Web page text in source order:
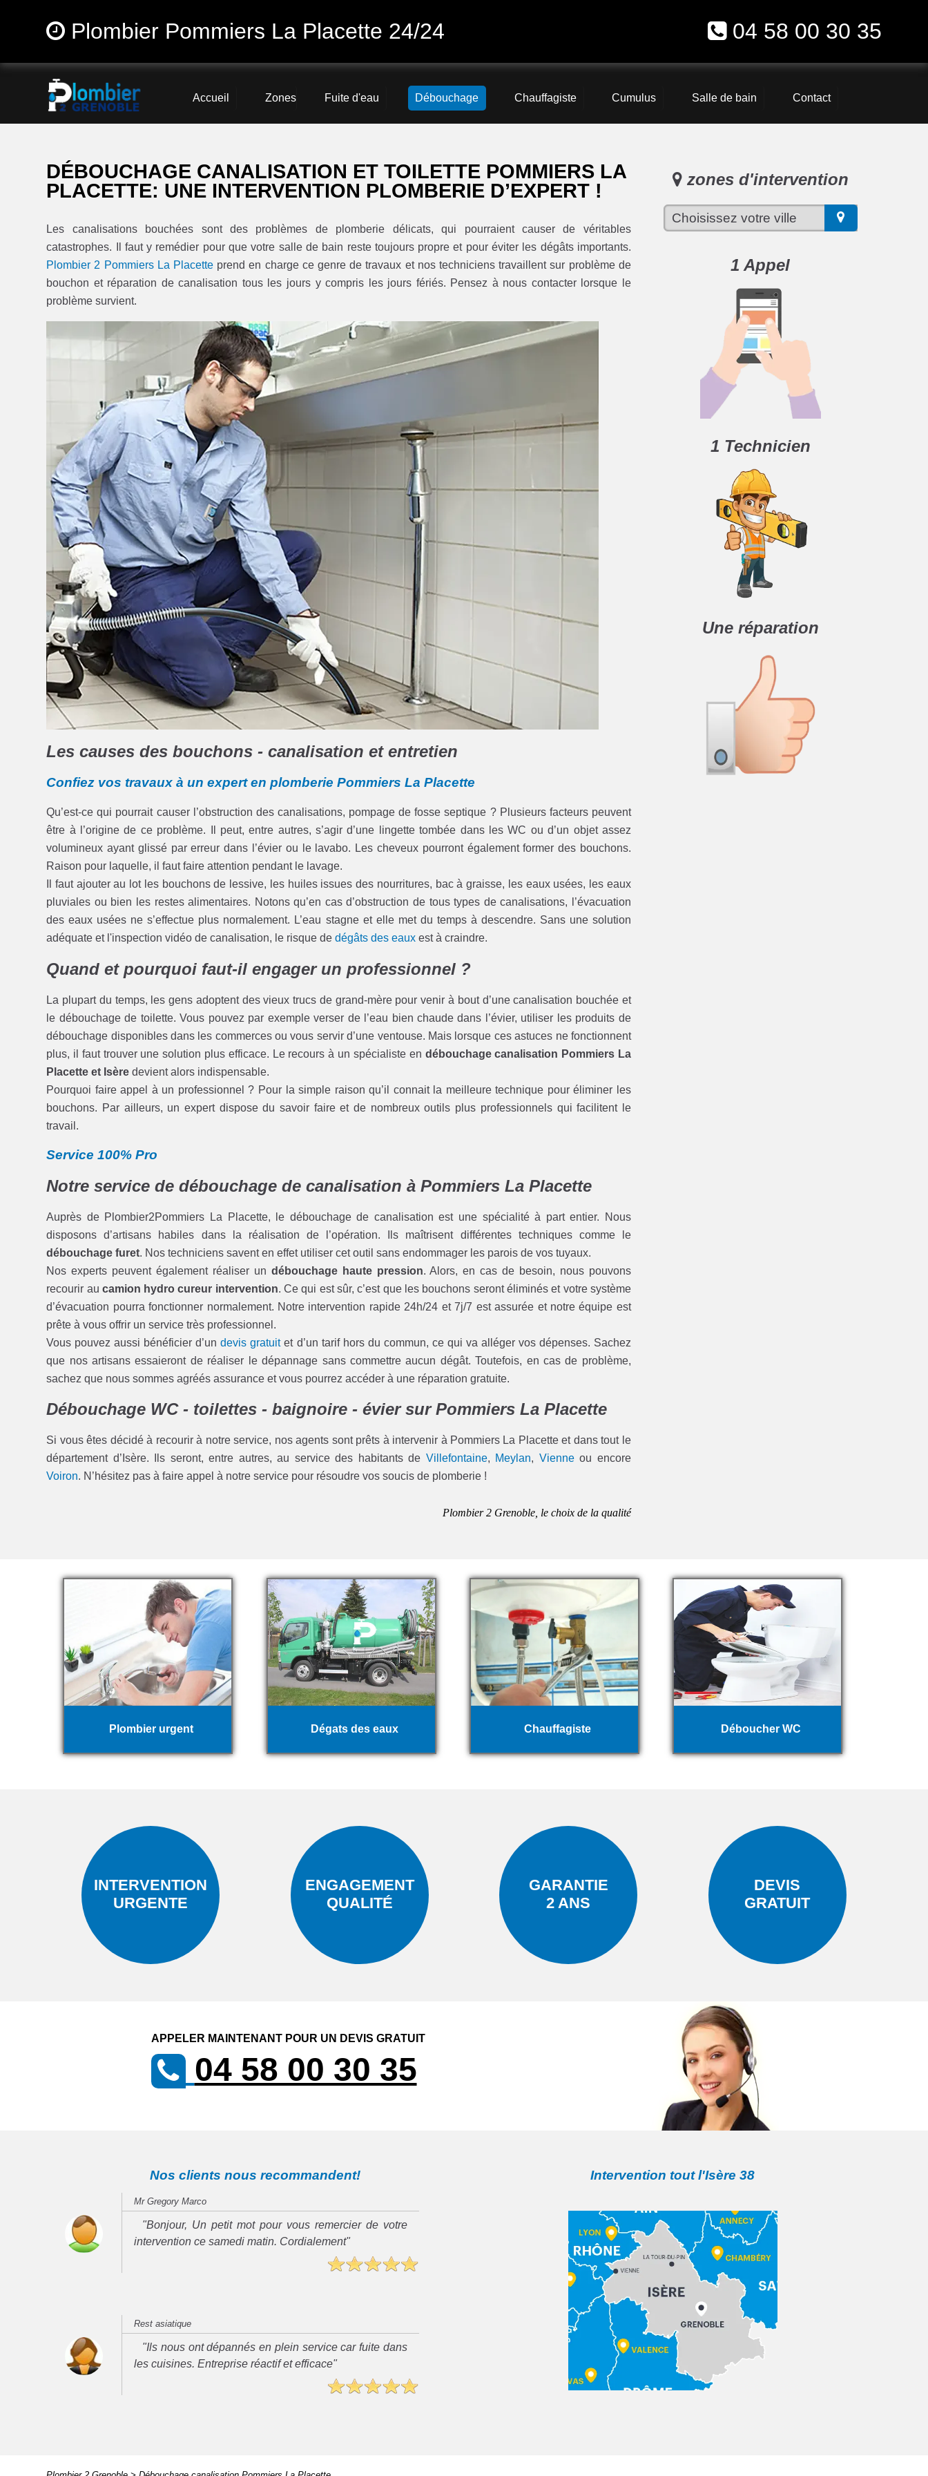
Plombier Pommiers La Placette 24/24 04 58 00 30 35
Accueil Zones Fuite d'eau Débouchage Chauffagiste Cumulus Salle de bain Contact
DÉBOUCHAGE CANALISATION ET TOILETTE POMMIERS LA
PLACETTE: UNE INTERVENTION PLOMBERIE D’EXPERT !
Les canalisations bouchées sont des problèmes de plomberie délicats, qui pourraient causer de véritables
catastrophes. Il faut y remédier pour que votre salle de bain reste toujours propre et pour éviter les dégâts importants.
Plombier 2 Pommiers La Placette prend en charge ce genre de travaux et nos techniciens travaillent sur problème de
bouchon et réparation de canalisation tous les jours y compris les jours fériés. Pensez à nous contacter lorsque le
problème survient.
Les causes des bouchons - canalisation et entretien
Confiez vos travaux à un expert en plomberie Pommiers La Placette
Qu’est-ce qui pourrait causer l’obstruction des canalisations, pompage de fosse septique ? Plusieurs facteurs peuvent
être à l’origine de ce problème. Il peut, entre autres, s’agir d’une lingette tombée dans les WC ou d’un objet assez
volumineux ayant glissé par erreur dans l’évier ou le lavabo. Les cheveux pourront également former des bouchons.
Raison pour laquelle, il faut faire attention pendant le lavage.
Il faut ajouter au lot les bouchons de lessive, les huiles issues des nourritures, bac à graisse, les eaux usées, les eaux
pluviales ou bien les restes alimentaires. Notons qu’en cas d’obstruction de tous types de canalisations, l’évacuation
des eaux usées ne s’effectue plus normalement. L’eau stagne et elle met du temps à descendre. Sans une solution
adéquate et l'inspection vidéo de canalisation, le risque dedégâts des eaux est à craindre.
Quand et pourquoi faut-il engager un professionnel ?
La plupart du temps, les gens adoptent des vieux trucs de grand-mère pour venir à bout d’une canalisation bouchée et
le débouchage de toilette. Vous pouvez par exemple verser de l’eau bien chaude dans l’évier, utiliser les produits de
débouchage disponibles dans les commerces ou vous servir d’une ventouse. Mais lorsque ces astuces ne fonctionnent
plus, il faut trouver une solution plus efficace. Le recours à un spécialiste en débouchage canalisation Pommiers La
Placette et Isère devient alors indispensable.
Pourquoi faire appel à un professionnel ? Pour la simple raison qu’il connait la meilleure technique pour éliminer les
bouchons. Par ailleurs, un expert dispose du savoir faire et de nombreux outils plus professionnels qui facilitent le
travail.
Service 100% Pro
Notre service de débouchage de canalisation à Pommiers La Placette
Auprès de Plombier2Pommiers La Placette, le débouchage de canalisation est une spécialité à part entier. Nous
disposons d’artisans habiles dans la réalisation de l’opération. Ils maîtrisent différentes techniques comme le
débouchage furet. Nos techniciens savent en effet utiliser cet outil sans endommager les parois de vos tuyaux.
Nos experts peuvent également réaliser un débouchage haute pression. Alors, en cas de besoin, nous pouvons
recourir au camion hydro cureur intervention. Ce qui est sûr, c’est que les bouchons seront éliminés et votre système
d’évacuation pourra fonctionner normalement. Notre intervention rapide 24h/24 et 7j/7 est assurée et notre équipe est
prête à vous offrir un service très professionnel.
Vous pouvez aussi bénéficier d’undevis gratuitet d’un tarif hors du commun, ce qui va alléger vos dépenses. Sachez
que nos artisans essaieront de réaliser le dépannage sans commettre aucun dégât. Toutefois, en cas de problème,
sachez que nous sommes agréés assurance et vous pourrez accéder à une réparation gratuite.
Débouchage WC - toilettes - baignoire - évier sur Pommiers La Placette
Si vous êtes décidé à recourir à notre service, nos agents sont prêts à intervenir à Pommiers La Placette et dans tout le
département d’Isère. Ils seront, entre autres, au service des habitants de Villefontaine, Meylan, Vienneou encore
Voiron. N’hésitez pas à faire appel à notre service pour résoudre vos soucis de plomberie !
Plombier 2 Grenoble, le choix de la qualité
zones d'intervention
1 Appel
1 Technicien
Une réparation
Plombier urgent Dégats des eaux Chauffagiste Déboucher WC
INTERVENTION
URGENTE
ENGAGEMENT
QUALITÉ
GARANTIE
2 ANS
DEVIS
GRATUIT
APPELER MAINTENANT POUR UN DEVIS GRATUIT
04 58 00 30 35
Nos clients nous recommandent!
Mr Gregory Marco
"Bonjour, Un petit mot pour vous remercier de votre
intervention ce samedi matin. Cordialement"
Rest asiatique
"Ils nous ont dépannés en plein service car fuite dans
les cuisines. Entreprise réactif et efficace"
Intervention tout l'Isère 38